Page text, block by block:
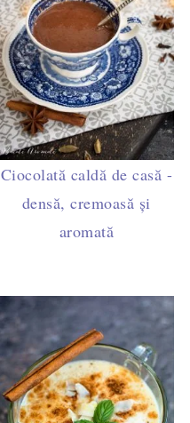
Ciocolată caldă de casă -
densă, cremoasă și
aromată